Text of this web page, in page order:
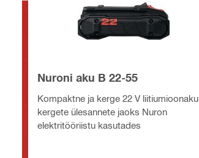
Nuroni aku B 22-55
Kompaktne ja kerge 22 V liitiumioonaku
kergete ülesannete jaoks Nuron
elektritööriistu kasutades